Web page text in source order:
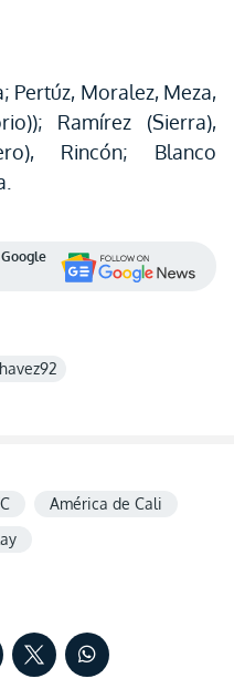
Pertúz, Moralez, Meza,
Ramírez (Sierra),
Rincón; Blanco
América de Cali